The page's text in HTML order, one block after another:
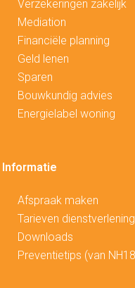
Verzekeringen zakelijk
Mediation
Financiële planning
Geld lenen
Sparen
Bouwkundig advies
Energielabel woning
Informatie
Afspraak maken
Tarieven dienstverlening
Downloads
Preventietips (van